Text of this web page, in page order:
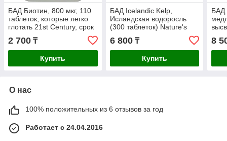
БАД Биотин, 800 мкг, 110
таблеток, которые легко
глотать 21st Century, срок
до 08/2026г.
2 700 ₸
Купить
БАД Icelandic Kelp,
Исландская водоросль
(300 таблеток) Nature's
6 800₸
Купить
БАД
8
О нас
100% положительных из 6 отзывов за год
Работает с 24.04.2016